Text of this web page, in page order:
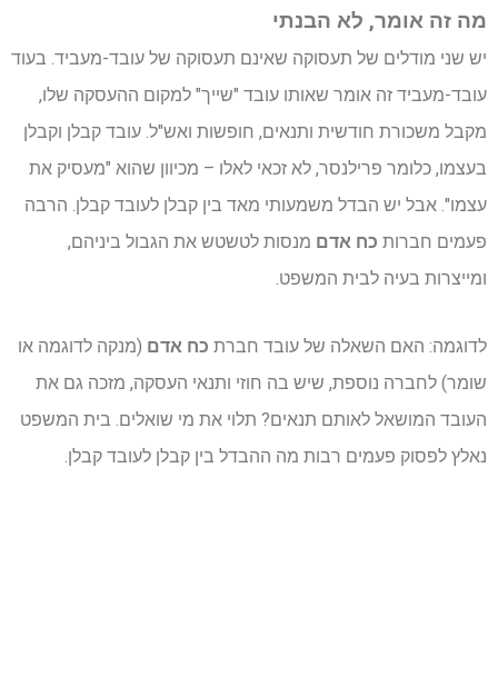
מה זה אומר, לא הבנתי
יש שני מודלים של תעסוקה שאינם תעסוקה של עובד-מעביד. בעוד
עובד-מעביד זה אומר שאותו עובד "שייך" למקום ההעסקה שלו,
מקבל משכורת חודשית ותנאים, חופשות ואש"ל. עובד קבלן וקבלן
בעצמו, כלומר פרילנסר, לא זכאי לאלו – מכיוון שהוא "מעסיק את
עצמו". אבל יש הבדל משמעותי מאד בין קבלן לעובד קבלן. הרבה
פעמים חברות כח אדם מנסות לטשטש את הגבול ביניהם,
ומייצרות בעיה לבית המשפט.
לדוגמה: האם השאלה של עובד חברת כח אדם (מנקה לדוגמה או
שומר) לחברה נוספת, שיש בה חוזי ותנאי העסקה, מזכה גם את
העובד המושאל לאותם תנאים? תלוי את מי שואלים. בית המשפט
נאלץ לפסוק פעמים רבות מה ההבדל בין קבלן לעובד קבלן.